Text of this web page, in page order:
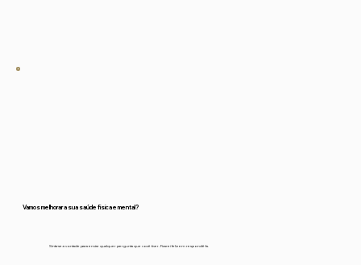
Vamos melhorar a sua saúde física e mental?
Sinta-se a vontade para enviar qualquer pergunta que você tiver. Ficarei feliz em respondê-la.